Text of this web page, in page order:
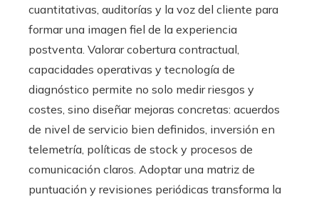
cuantitativas, auditorías y la voz del cliente para
formar una imagen fiel de la experiencia
postventa. Valorar cobertura contractual,
capacidades operativas y tecnología de
diagnóstico permite no solo medir riesgos y
costes, sino diseñar mejoras concretas: acuerdos
de nivel de servicio bien definidos, inversión en
telemetría, políticas de stock y procesos de
comunicación claros. Adoptar una matriz de
puntuación y revisiones periódicas transforma la